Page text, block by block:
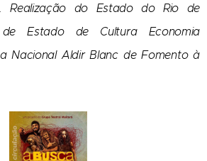
Realização do Estado do Rio de
de Estado de Cultura Economia
Nacional Aldir Blanc de Fomento à